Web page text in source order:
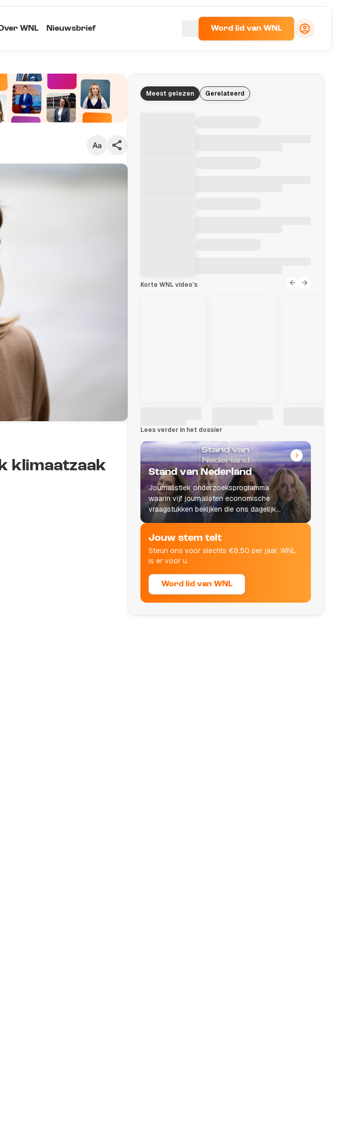
WNL Nieuwsbrief Word lid van WNL
klimaatzaak
Meest gelezen Gerelateerd
Korte WNL video's
Lees verder in het dossier
Stand van Nederland
Journalistiek onderzoeksprogramma
waarin vijf journalisten economische
vraagstukken bekijken die ons dagelijks
leven raken.
Jouw stem telt
Steun ons voor slechts €8,50 per jaar. WNL
is er voor u.
Word lid van WNL